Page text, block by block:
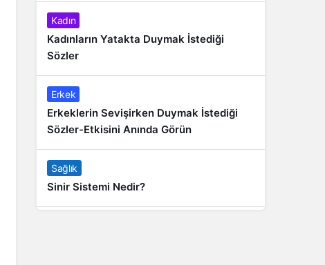
Kadın
Kadınların Yatakta Duymak İstediği
Sözler
Erkek
Erkeklerin Sevişirken Duymak İstediği
Sözler-Etkisini Anında Görün
Sağlık
Sinir Sistemi Nedir?